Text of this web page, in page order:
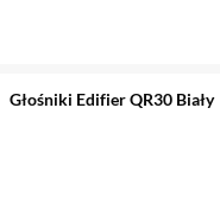
Głośniki Edifier QR30 Biały